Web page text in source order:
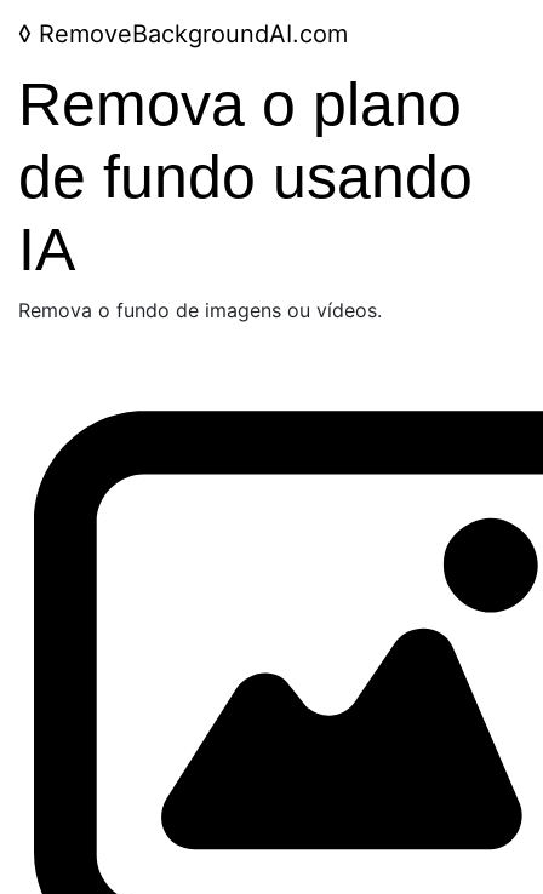
◊ RemoveBackgroundAI.com
Remova o plano
de fundo usando
IA
Remova o fundo de imagens ou vídeos.